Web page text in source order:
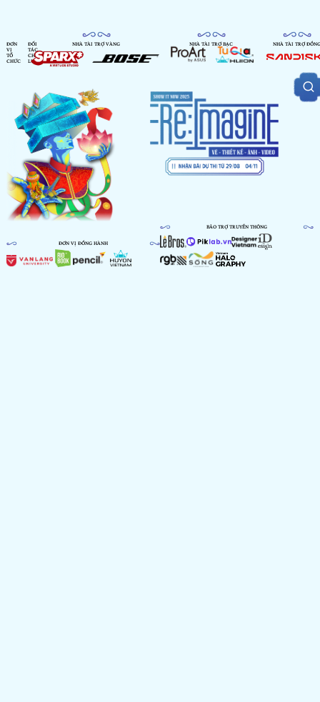
ĐƠN
VỊ
TỔ
CHỨC
ĐỐI
TÁC
CHIẾN
LƯỢC
NHÀ TÀI TRỢ VÀNG NHÀ TÀI TRỢ BẠC NHÀ TÀI TRỢ ĐỒNG
ĐƠN VỊ ĐỒNG HÀNH
BẢO TRỢ TRUYỀN THÔNG